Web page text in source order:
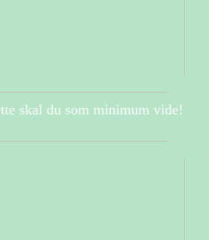
skal du som minimum vide!